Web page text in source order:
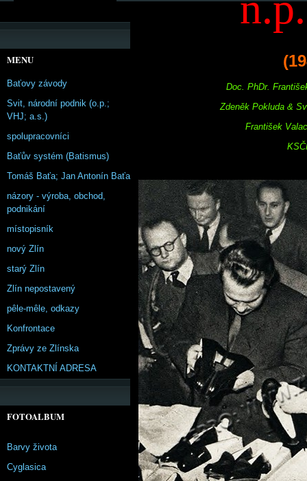
Doc. PhDr.
Zdeněk Pokluda &
František
MENU
Baťovy závody
Svit, národní podnik (o.p.;
VHJ; a.s.)
spolupracovníci
Baťův systém (Batismus)
Tomáš Baťa; Jan Antonín Baťa
názory - výroba, obchod,
podnikání
místopisník
nový Zlín
starý Zlín
Zlín nepostavený
pêle-mêle, odkazy
Konfrontace
Zprávy ze Zlínska
KONTAKTNÍ ADRESA
FOTOALBUM
Barvy života
Cyglasica